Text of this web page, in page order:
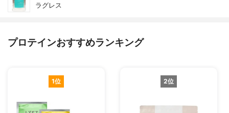
ラグレス
プロテインおすすめランキング
1位 2位